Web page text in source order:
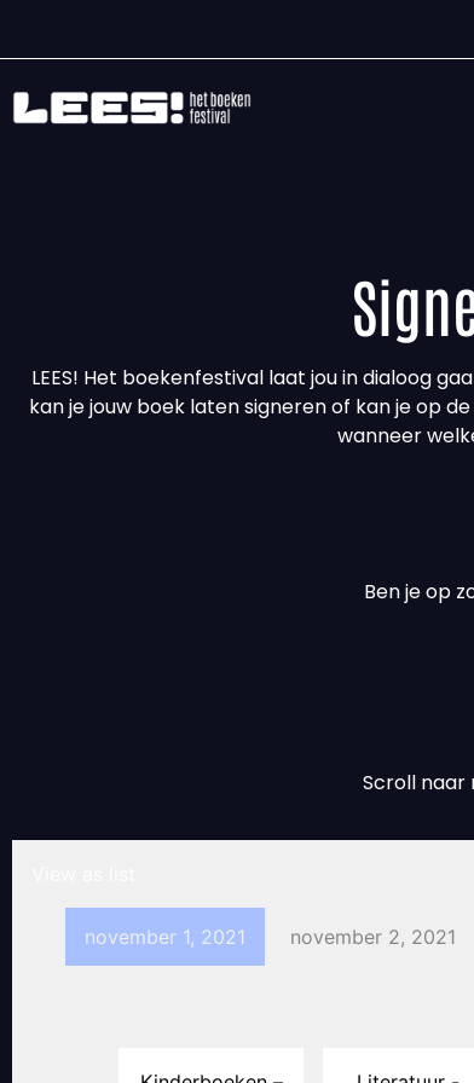
LEES! Het boekenfestival laat jou in dialoog
kan je jouw boek laten signeren of kan je op
wanneer
Ben je op
Scroll
november 1, 2021 november 2, 2021